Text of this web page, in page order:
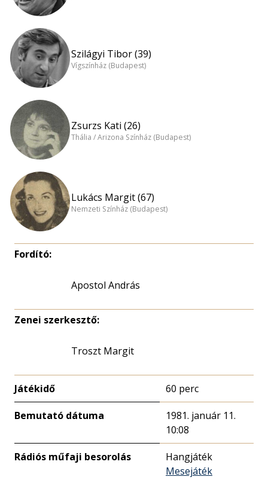
Szilágyi Tibor (39)
Vígszínház (Budapest)
Zsurzs Kati (26)
Thália / Arizona Színház (Budapest)
Lukács Margit (67)
Nemzeti Színház (Budapest)
Fordító:
Apostol András
Zenei szerkesztő:
Troszt Margit
Játékidő 60 perc
Bemutató dátuma
1981. január 11.
10:08
Rádiós műfaji besorolás
Hangjáték
Mesejáték